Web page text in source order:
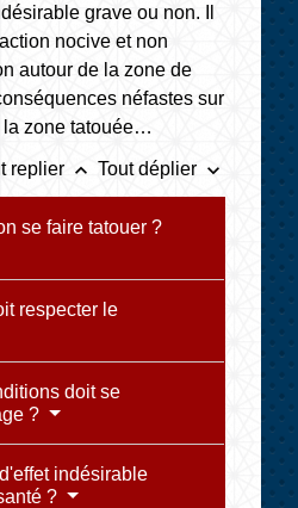
grave ou non. Il
nocive et non
autour de la zone de
néfastes sur
la zone tatouée…
replier keyboard_arrow_up Tout déplier keyboard_arrow_down
se faire tatouer ?
respecter le
doit se
?
indésirable
?